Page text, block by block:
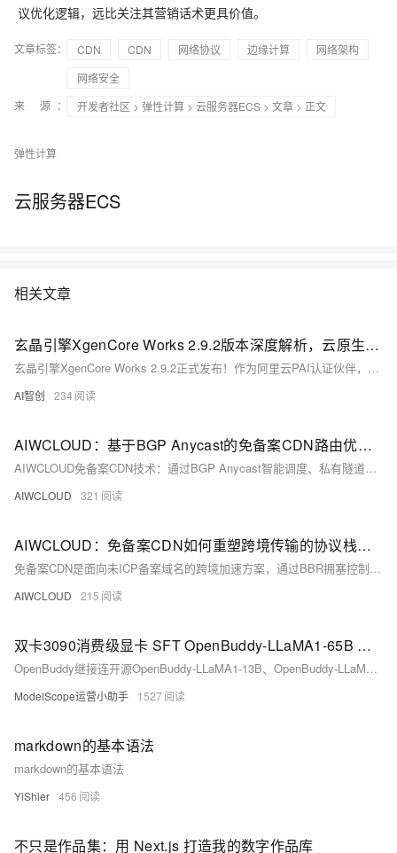
议优化逻辑，远比关注其营销话术更具价值。
文章标签： CDN CDN 网络协议 边缘计算
网络架构
网络安全
来 源：
开发者社区 > 弹性计算 > 云服务器ECS > 文章 > 正文
弹性计算
云服务器ECS
相关文章
玄晶引擎XgenCore Works 2.9.2版本深度解析，云原生适配下的全链路自动化运营升级
玄晶引擎XgenCore Works 2.9.2正式发布！作为阿里云PAI认证伙伴，新增8项核心功能，深度适配RDS/OSS/SLS等云服务，支持Helm一键部署。聚焦私域自动化、同城精准引流、AI评论互动与社群轻量化运维，实现全链路闭环运营，落地成本直降60%，助力中小企业低成本、高效率完成数字化升级。
AI智创 234
AIWCLOUD：基于BGP Anycast的免备案CDN路由优化实践
AIWCLOUD免备案CDN技术：通过BGP Anycast智能调度、私有隧道回源、内核级TCP调优（BBR/TFO/InitCWND）及源站隐身等创新，突破ICP备案限制，在合规前提下实现未备案域名的大陆高速稳定访问。（239字）
AIWCLOUD 321
AIWCLOUD：免备案CDN如何重塑跨境传输的协议栈逻辑
免备案CDN是面向未ICP备案域名的跨境加速方案，通过BBR拥塞控制、智能Overlay路由、边缘协议卸载与FEC抗丢包等深度网络优化，在合规前提下显著降低RTT、提升API响应速度，实现动态内容高效分发。（239字）
AIWCLOUD 215
双卡3090消费级显卡 SFT OpenBuddy-LLaMA1-65B 最佳实践
OpenBuddy继接连开源OpenBuddy-LLaMA1-13B、OpenBuddy-LLaMA1-30B后，8月10日，一鼓作气发布了650亿参数的大型跨语言对话模型 OpenBuddy-LLaMA1-65B。
ModelScope运营小助手 1527
markdown的基本语法
markdown的基本语法
YiShier 456
不只是作品集：用 Next.js 打造我的数字作品库